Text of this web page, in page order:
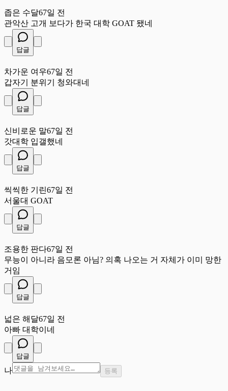
좁은 수달67일 전
관악산 고개 보다가 한국 대학 GOAT 됐네
답글
차가운 여우67일 전
갑자기 분위기 청와대네
답글
신비로운 말67일 전
갓대학 입갤했네
답글
씩씩한 기린67일 전
서울대 GOAT
답글
조용한 판다67일 전
무능이 아니라 음모론 아님? 의혹 나오는 거 자체가 이미 망한
거임
답글
넓은 해달67일 전
아빠 대학이네
답글
나 등록